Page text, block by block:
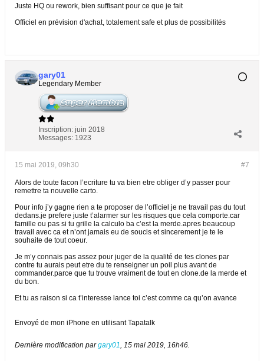
Juste HQ ou rework, bien suffisant pour ce que je fait
Officiel en prévision d'achat, totalement safe et plus de possibilités
gary01
Legendary Member
Inscription: juin 2018
Messages: 1923
#7
15 mai 2019, 09h30
Alors de toute facon l’ecriture tu va bien etre obliger d’y passer pour
remettre ta nouvelle carto.
Pour info j’y gagne rien a te proposer de l’officiel je ne travail pas du tout
dedans.je prefere juste t’alarmer sur les risques que cela comporte.car
famille ou pas si tu grille la calculo ba c’est la merde.apres beaucoup
travail avec ca et n’ont jamais eu de soucis et sincerement je te le
souhaite de tout coeur.
Je m’y connais pas assez pour juger de la qualité de tes clones par
contre tu aurais peut etre du te renseigner un poil plus avant de
commander.parce que tu trouve vraiment de tout en clone.de la merde et
du bon.
Et tu as raison si ca t’interesse lance toi c’est comme ca qu’on avance
Envoyé de mon iPhone en utilisant Tapatalk
Dernière modification pargary01, 15 mai 2019, 16h46.